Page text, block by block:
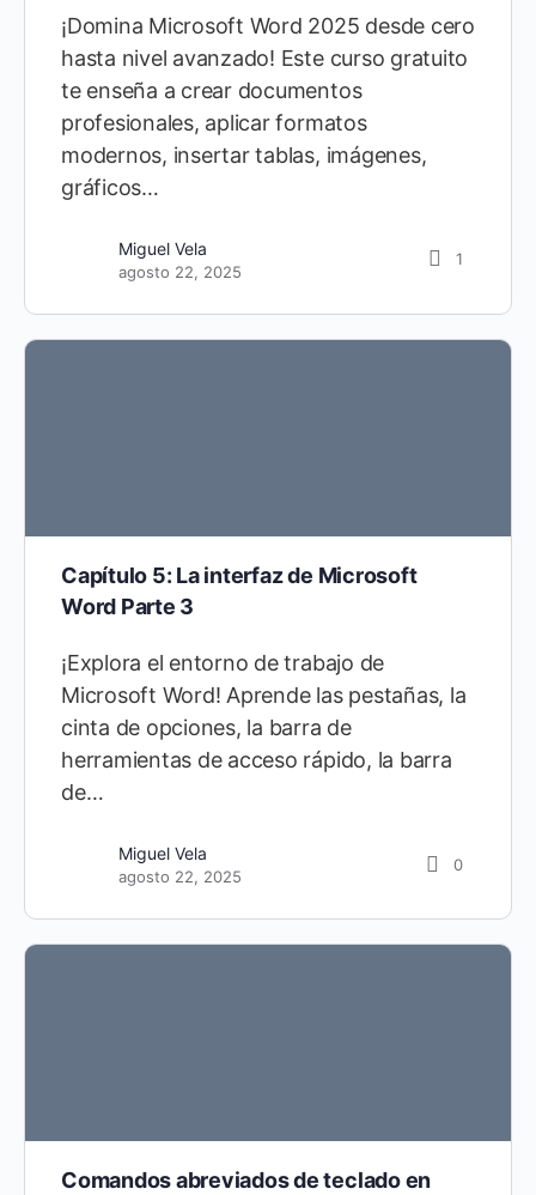
¡Domina Microsoft Word 2025 desde cero
hasta nivel avanzado! Este curso gratuito
te enseña a crear documentos
profesionales, aplicar formatos
modernos, insertar tablas, imágenes,
gráficos…
Miguel Vela
agosto 22, 2025
1
Capítulo 5: La interfaz de Microsoft
Word Parte 3
¡Explora el entorno de trabajo de
Microsoft Word! Aprende las pestañas, la
cinta de opciones, la barra de
herramientas de acceso rápido, la barra
de…
Miguel Vela
agosto 22, 2025
0
Comandos abreviados de teclado en